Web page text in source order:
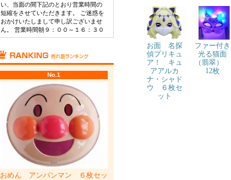
い、当面の間下記のとおり営業時間の
短縮をさせていただきます。 ご迷惑を
おかけいたしまして申し訳ございませ
ん。 営業時間朝９：００～１６：３０
No.1
おめん アンパンマン ６枚セッ
お面 名探
偵プリキュ
ア！ キュ
アアルカ
ナ・シャド
ウ ６枚セ
ット
ファー付き
光る猫面
（翡翠）
12枚